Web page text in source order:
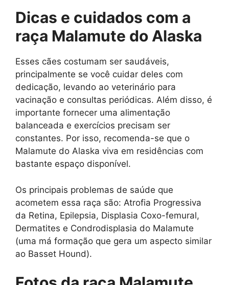
Dicas e cuidados com a
raça Malamute do Alaska
Esses cães costumam ser saudáveis,
principalmente se você cuidar deles com
dedicação, levando ao veterinário para
vacinação e consultas periódicas. Além disso, é
importante fornecer uma alimentação
balanceada e exercícios precisam ser
constantes. Por isso, recomenda-se que o
Malamute do Alaska viva em residências com
bastante espaço disponível.
Os principais problemas de saúde que
acometem essa raça são: Atrofia Progressiva
da Retina, Epilepsia, Displasia Coxo-femural,
Dermatites e Condrodisplasia do Malamute
(uma má formação que gera um aspecto similar
ao Basset Hound).